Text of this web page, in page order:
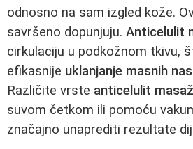
odnosno na sam izgled kože.
savršeno dopunjuju. Anticelulit
cirkulaciju u podkožnom tkivu,
efikasnije uklanjanje masnih
Različite vrste anticelulit
suvom četkom ili pomoću
značajno unaprediti rezultate